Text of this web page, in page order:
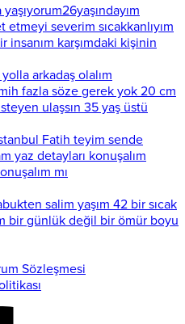
etmeyi severim sıcakkanlıyım
insanım karşımdaki kişinin
yolla arkadaş olalım
fazla söze gerek yok 20 cm
ulaşsın 35 yaş üstü
Fatih teyim sende
yaz detayları konuşalım
mı
salim yaşım 42 bir sıcak
bir günlük değil bir ömür boyu
Sözleşmesi